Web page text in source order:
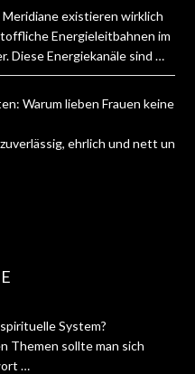
existieren wirklich
Energieleitbahnen im
Diese Energiekanäle sind …
Warum lieben Frauen keine
ehrlich und nett und
System?
Themen sollte man sich
…